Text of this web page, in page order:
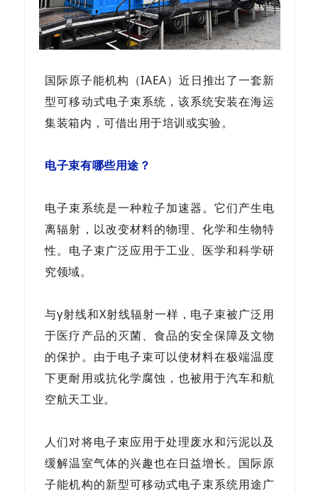
国际原子能机构（IAEA）近日推出了一套新
型可移动式电子束系统，该系统安装在海运
集装箱内，可借出用于培训或实验。
电子束有哪些用途？
电子束系统是一种粒子加速器。它们产生电
离辐射，以改变材料的物理、化学和生物特
性。电子束广泛应用于工业、医学和科学研
究领域。
与γ射线和X射线辐射一样，电子束被广泛用
于医疗产品的灭菌、食品的安全保障及文物
的保护。由于电子束可以使材料在极端温度
下更耐用或抗化学腐蚀，也被用于汽车和航
空航天工业。
人们对将电子束应用于处理废水和污泥以及
缓解温室气体的兴趣也在日益增长。国际原
子能机构的新型可移动式电子束系统用途广